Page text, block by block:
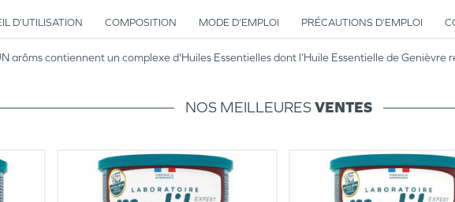
D’UTILISATION COMPOSITION MODE D’EMPLOI PRÉCAUTIONS D’EMPLOI
arôms contiennent un complexe d'Huiles Essentielles dont l’Huile Essentielle de Genièvre
NOS MEILLEURESVENTES